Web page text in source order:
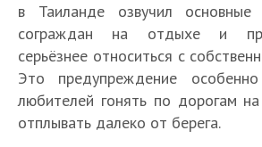
в Таиланде озвучил основные
сограждан на отдыхе и
серьёзнее относиться с
Это предупреждение
любителей гонять по дорогам
отплывать далеко от берега.